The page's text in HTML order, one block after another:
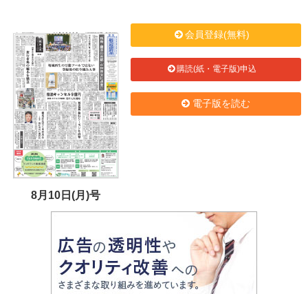
8月10日(月)号
会員登録(無料)
購読(紙・電子版)申込
電子版を読む